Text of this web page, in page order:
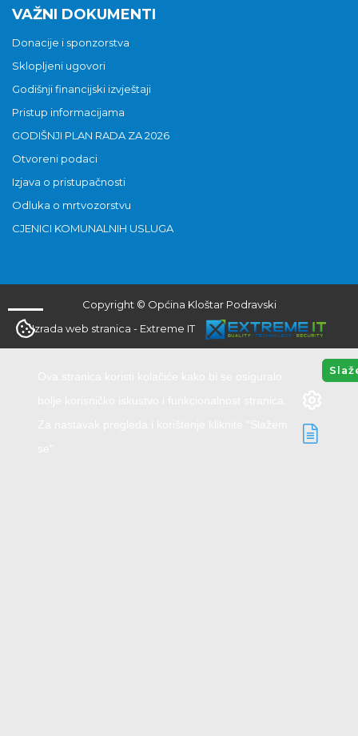
VAŽNI DOKUMENTI
Donacije i sponzorstva
Sklopljeni ugovori
Godišnji financijski izvještaji
Pristup informacijama
GODIŠNJI PLAN RADA ZA 2026
Otvoreni podaci
Izjava o pristupačnosti
Odluka o mrtvozorstvu
CJENICI KOMUNALNIH USLUGA
Copyright © Općina Kloštar Podravski
Izrada web stranica - Extreme IT